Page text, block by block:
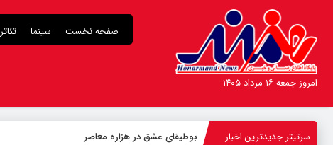
صفحه نخست سینما تئاتر
امروز جمعه ۱۶ مرداد ۱۴۰۵
سرتیتر جدیدترین اخبار بوطیقای عشق در هزاره معاصر